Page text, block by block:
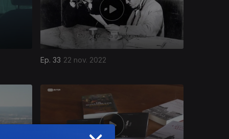
Ep. 33 22 nov. 2022